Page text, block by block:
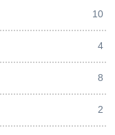
10
4
8
2